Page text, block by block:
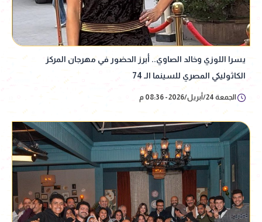
يسرا اللوزي وخالد الصاوي.. أبرز الحضور في مهرجان المركز
الكاثوليكي المصري للسينما الـ 74
الجمعة 24/أبريل/2026 - 08:36 م